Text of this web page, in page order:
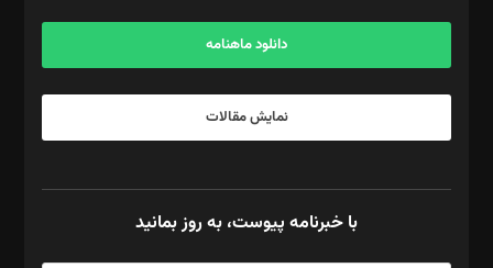
آگهی و مشترکین: ۰۹۱۹۹۹۹۰۴۵۴
دانلود ماهنامه
نمایش مقالات
با خبرنامه پیوست، به روز بمانید